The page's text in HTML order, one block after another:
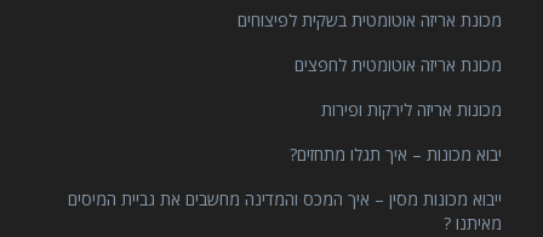
מכונת אריזה אוטומטית בשקית לפיצוחים
מכונת אריזה אוטומטית לחפצים
מכונות אריזה לירקות ופירות
יבוא מכונות – איך תגלו מתחזים?
ייבוא מכונות מסין – איך המכס והמדינה מחשבים את גביית המיסים
מאיתנו ?